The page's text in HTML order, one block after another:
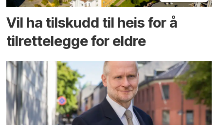
Vil ha tilskudd til heis for å
tilrettelegge for eldre